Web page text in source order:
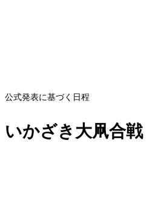
公式発表に基づく日程
いかざき大凧合戦